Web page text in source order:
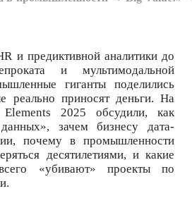
и предиктивной аналитики до
и мультимодальной
гиганты поделились
реально приносят деньги. На
2025 обсудили, как
зачем бизнесу дата-
почему в промышленности
десятилетиями, и какие
«убивают» проекты по